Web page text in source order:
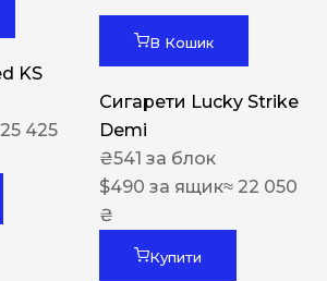
KS
425
В Кошик
Сигарети Lucky Strike
Demi
₴541 за блок
$490 за ящик≈ 22 050
₴
Купити